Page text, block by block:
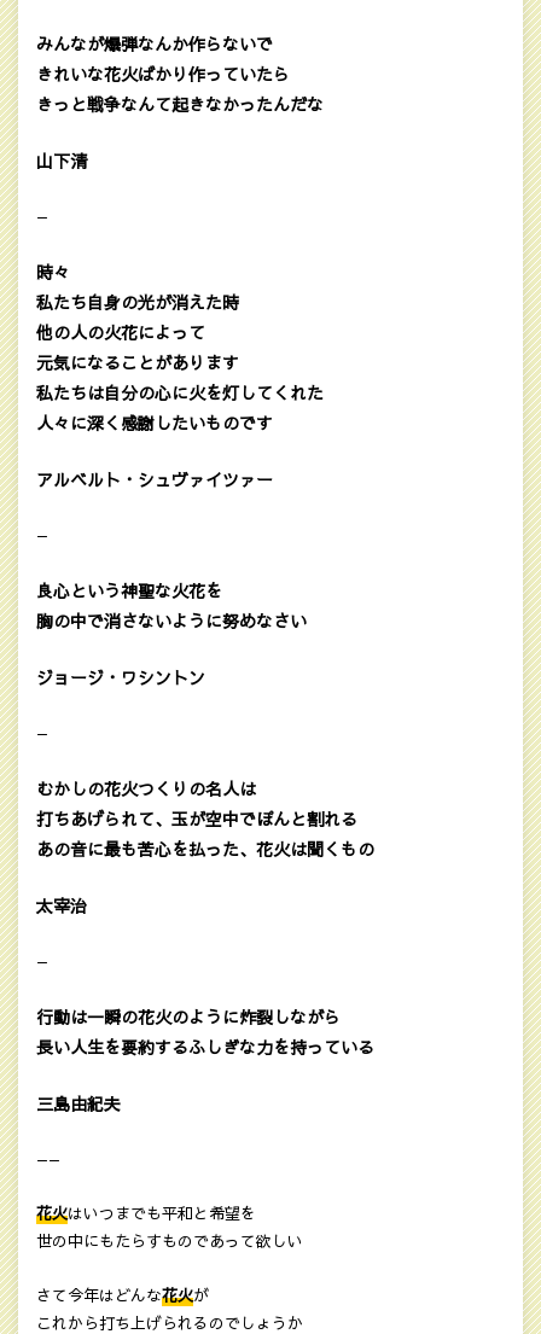
みんなが爆弾なんか作らないで
きれいな花火ばかり作っていたら
きっと戦争なんて起きなかったんだな
山下清
—
時々
私たち自身の光が消えた時
他の人の火花によって
元気になることがあります
私たちは自分の心に火を灯してくれた
人々に深く感謝したいものです
アルベルト・シュヴァイツァー
—
良心という神聖な火花を
胸の中で消さないように努めなさい
ジョージ・ワシントン
—
むかしの花火つくりの名人は
打ちあげられて、玉が空中でぽんと割れる
あの音に最も苦心を払った、花火は聞くもの
太宰治
—
行動は一瞬の花火のように炸裂しながら
長い人生を要約するふしぎな力を持っている
三島由紀夫
——
花火はいつまでも平和と希望を
世の中にもたらすものであって欲しい
さて今年はどんな花火が
これから打ち上げられるのでしょうか